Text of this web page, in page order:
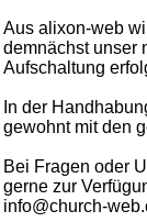
Aus alixon-web
demnächst unser
Aufschaltung
In der
gewohnt mit den
Bei Fragen oder
gerne zur
info@church-